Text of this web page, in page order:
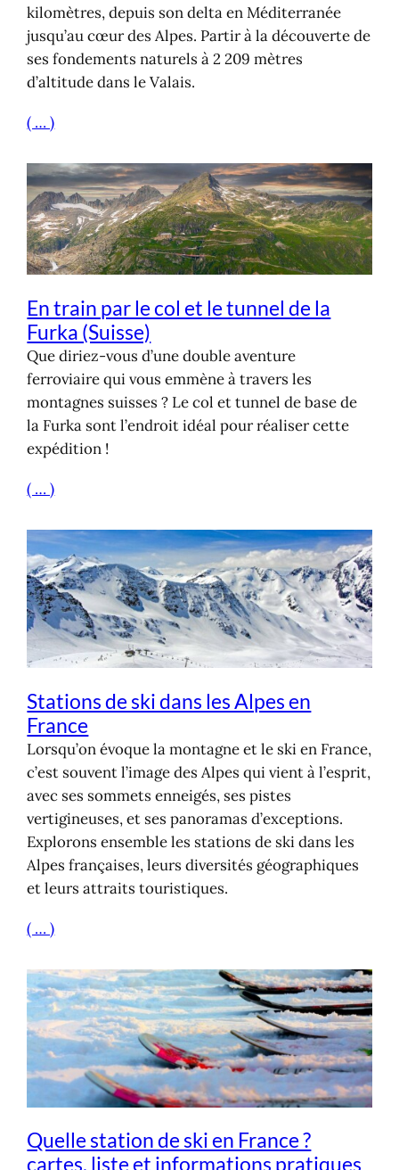
kilomètres, depuis son delta en Méditerranée
jusqu’au cœur des Alpes. Partir à la découverte de
ses fondements naturels à 2 209 mètres
d’altitude dans le Valais.
( … )
En train par le col et le tunnel de la
Furka (Suisse)
Que diriez-vous d’une double aventure
ferroviaire qui vous emmène à travers les
montagnes suisses ? Le col et tunnel de base de
la Furka sont l’endroit idéal pour réaliser cette
expédition !
( … )
Stations de ski dans les Alpes en
France
Lorsqu’on évoque la montagne et le ski en France,
c’est souvent l’image des Alpes qui vient à l’esprit,
avec ses sommets enneigés, ses pistes
vertigineuses, et ses panoramas d’exceptions.
Explorons ensemble les stations de ski dans les
Alpes françaises, leurs diversités géographiques
et leurs attraits touristiques.
( … )
Quelle station de ski en France ?
cartes, liste et informations pratiques